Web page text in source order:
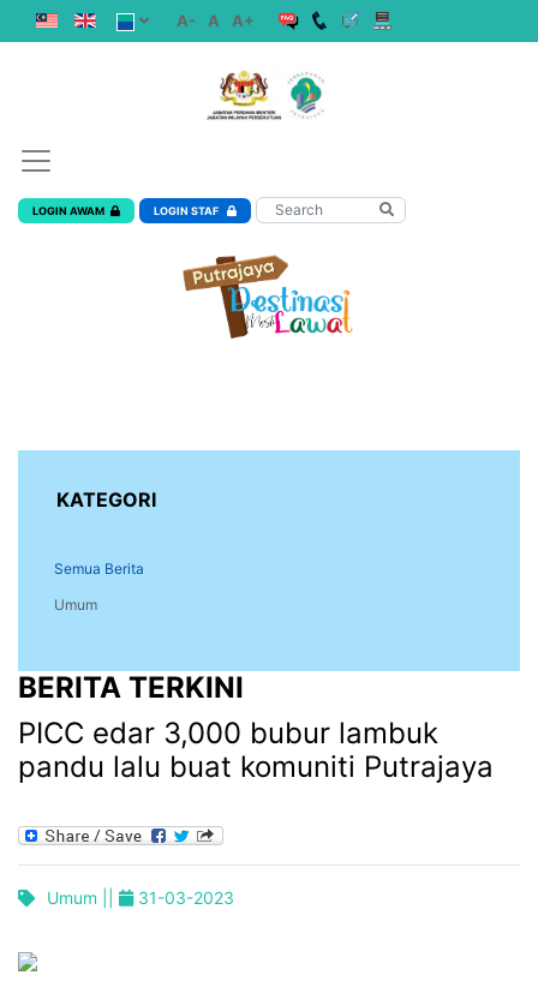
A- A A+
LOGIN AWAM LOGIN STAF
KATEGORI
Semua Berita
Umum
BERITA TERKINI
PICC edar 3,000 bubur lambuk
pandu lalu buat komuniti Putrajaya
Umum || 31-03-2023